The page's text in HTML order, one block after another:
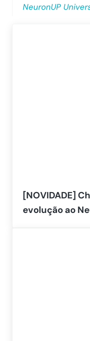
NeuronUP
[NOVIDADE]
evolução ao